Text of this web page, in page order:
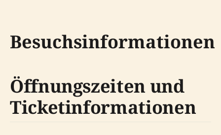
Besuchsinformationen
Öffnungszeiten und
Ticketinformationen